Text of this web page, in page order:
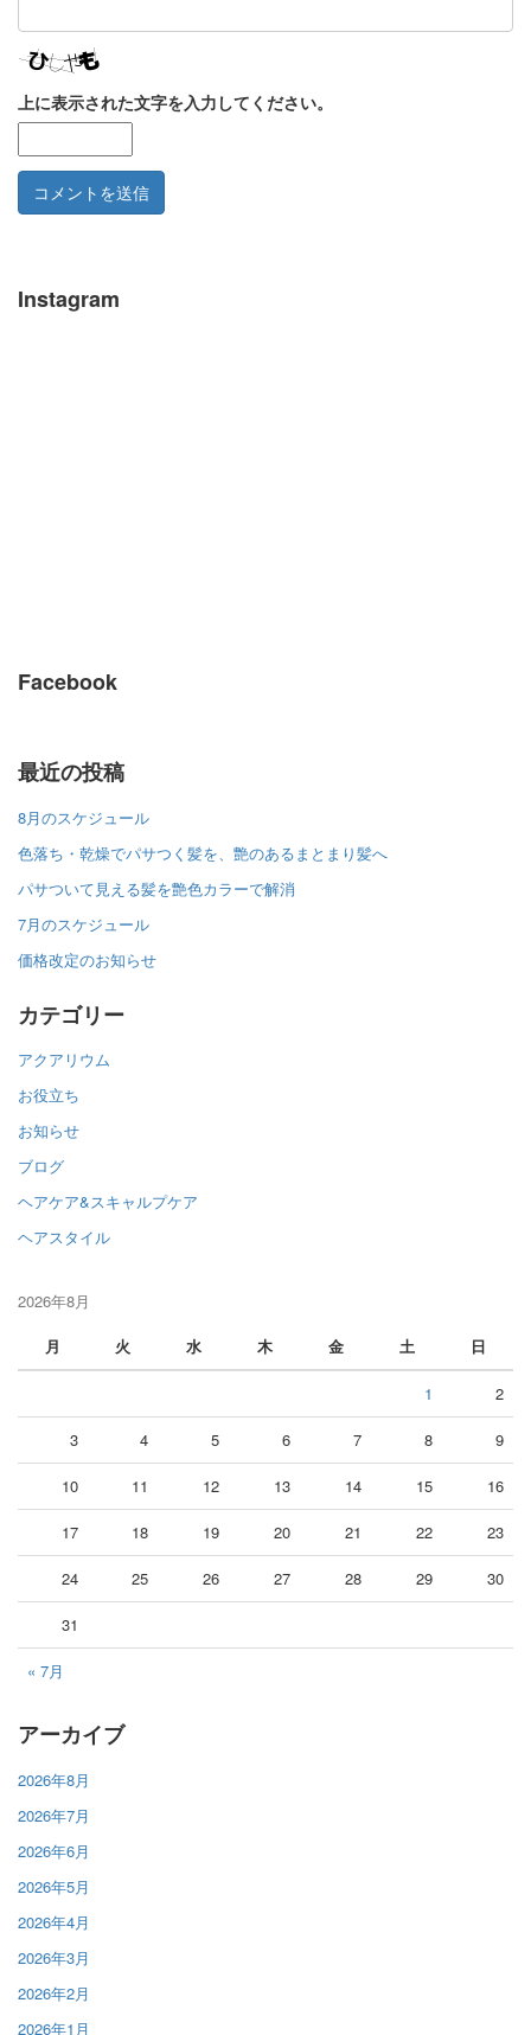
上に表示された文字を入力してください。
Instagram
Facebook
最近の投稿
8月のスケジュール
色落ち・乾燥でパサつく髪を、艶のあるまとまり髪へ
パサついて見える髪を艶色カラーで解消
7月のスケジュール
価格改定のお知らせ
カテゴリー
アクアリウム
お役立ち
お知らせ
ブログ
ヘアケア&スキャルプケア
ヘアスタイル
2026年8月
月
火 水 木 金 土 日
« 7月
1 2
3 4 5 6 7 8 9
10 11 12 13 14 15 16
17 18 19 20 21 22 23
24 25 26 27 28 29 30
31
アーカイブ
2026年8月
2026年7月
2026年6月
2026年5月
2026年4月
2026年3月
2026年2月
2026年1月